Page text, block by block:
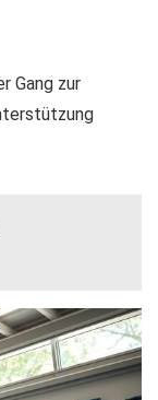
Gang zur